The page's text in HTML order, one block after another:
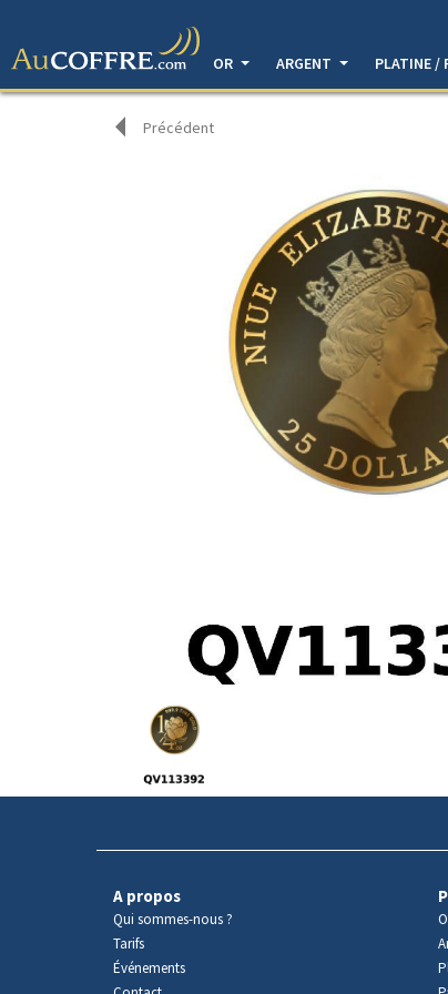
OR
ARGENT PLATINE /
Précédent
produit
A propos
Qui sommes-nous ?
Tarifs
Événements